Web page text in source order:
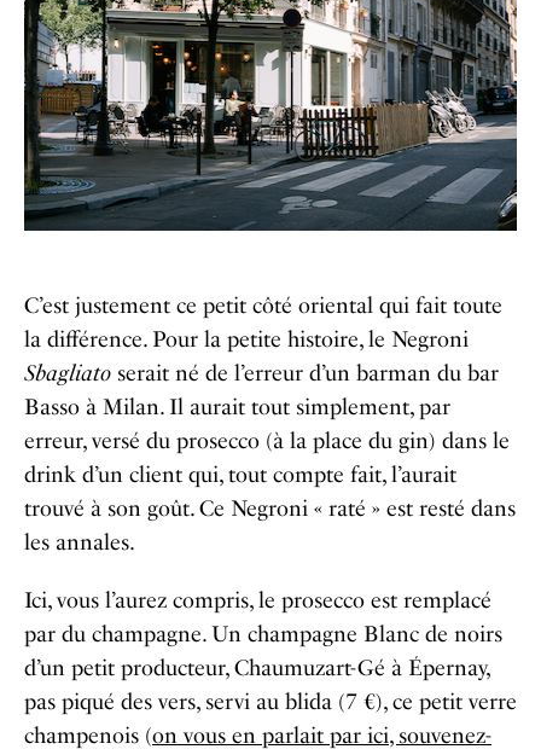
C’est justement ce petit côté oriental qui fait toute
la différence. Pour la petite histoire, le Negroni
Sbagliato serait né de l’erreur d’un barman du bar
Basso à Milan. Il aurait tout simplement, par
erreur, versé du prosecco (à la place du gin) dans le
drink d’un client qui, tout compte fait, l’aurait
trouvé à son goût. Ce Negroni « raté » est resté dans
les annales.
Ici, vous l’aurez compris, le prosecco est remplacé
par du champagne. Un champagne Blanc de noirs
d’un petit producteur, Chaumuzart-Gé à Épernay,
pas piqué des vers, servi au blida (7 €), ce petit verre
champenois (on vous en parlait par ici, souvenez-